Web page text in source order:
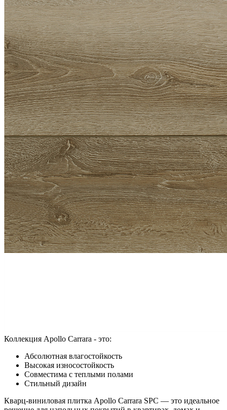
Коллекция Apollo Carrara - это:
Абсолютная влагостойкость
Высокая износостойкость
Совместима с теплыми полами
Стильный дизайн
Кварц-виниловая плитка Apollo Carrara SPC — это идеальное